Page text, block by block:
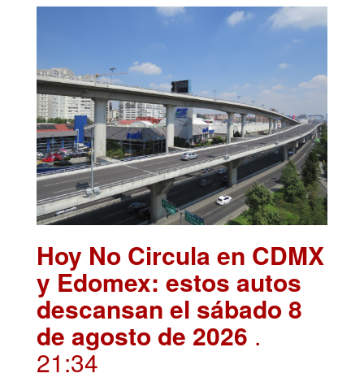
Hoy No Circula en CDMX
y Edomex: estos autos
descansan el sábado 8
de agosto de 2026 .
21:34